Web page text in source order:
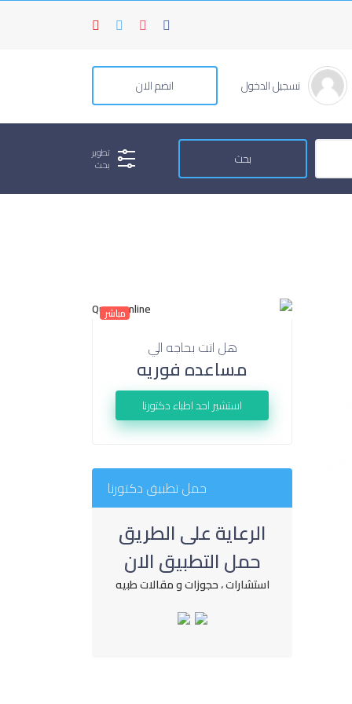
تسجيل الدخول انضم الان
تطوير
بحث
مباشر
هل انت بحاجه الي
مساعده فوريه
استشير احد اطباء دكتورنا
حمل تطبيق دكتورنا
الرعاية على الطريق
حمل التطبيق الان
استشارات ، حجوزات و مقالات طبيه